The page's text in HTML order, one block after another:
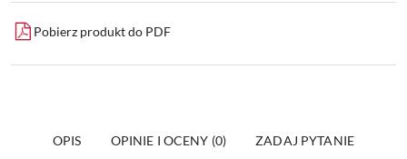
Pobierz produkt do PDF
OPIS OPINIE I OCENY (0) ZADAJ PYTANIE